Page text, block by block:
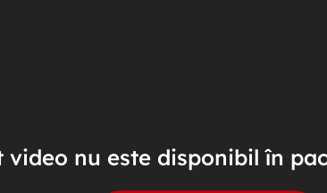
video nu este disponibil în